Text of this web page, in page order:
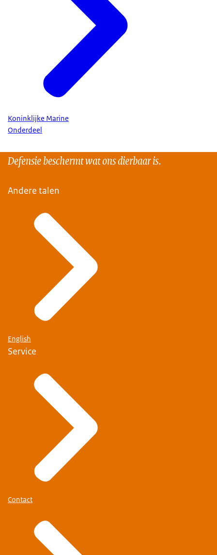
Koninklijke Marine
Onderdeel
Defensie beschermt wat ons dierbaar is.
Andere talen
English
Service
Contact